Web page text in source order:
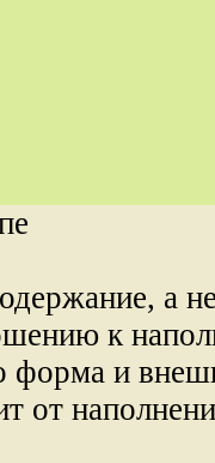
а
к
форма и
от